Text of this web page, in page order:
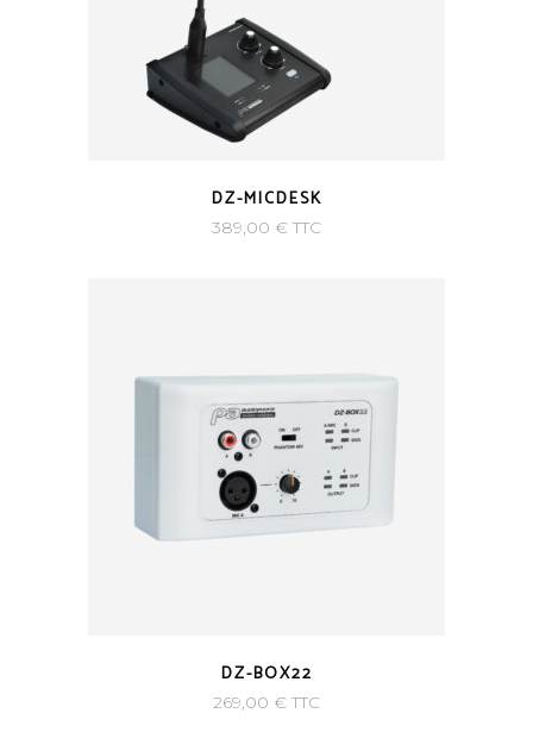
DZ-MICDESK
389,00 €TTC
DZ-BOX22
269,00 €TTC